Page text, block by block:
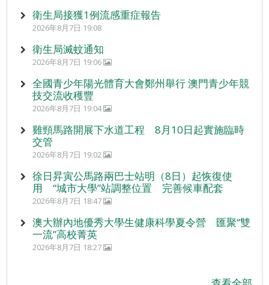
衛生局接獲1例流感重症報告
2026年8月7日 19:08
衛生局滅蚊通知
2026年8月7日 19:06
全國青少年陽光體育大會鄭州舉行 澳門青少年競
技交流收穫豐
2026年8月7日 19:04
雞頸馬路開展下水道工程 8月10日起實施臨時
交管
2026年8月7日 19:02
徐日昇寅公馬路兩巴士站明（8日）起恢復使
用 “城市大學”站調整位置 完善候車配套
2026年8月7日 18:47
澳大辦內地優秀大學生健康科學夏令營 匯聚“雙
一流”高校菁英
2026年8月7日 18:27